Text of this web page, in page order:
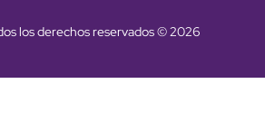
los derechos reservados © 2026